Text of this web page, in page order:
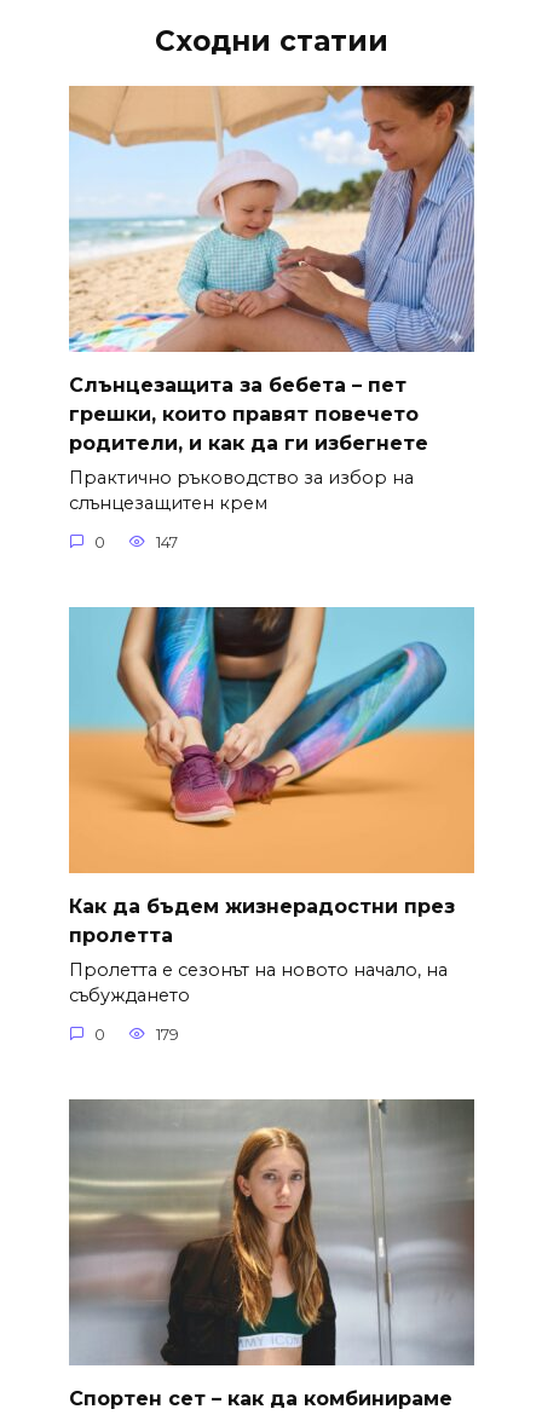
Сходни статии
Слънцезащита за бебета – пет
грешки, които правят повечето
родители, и как да ги избегнете
Практично ръководство за избор на
слънцезащитен крем
0 147
Как да бъдем жизнерадостни през
пролетта
Пролетта е сезонът на новото начало, на
събуждането
0 179
Спортен сет – как да комбинираме